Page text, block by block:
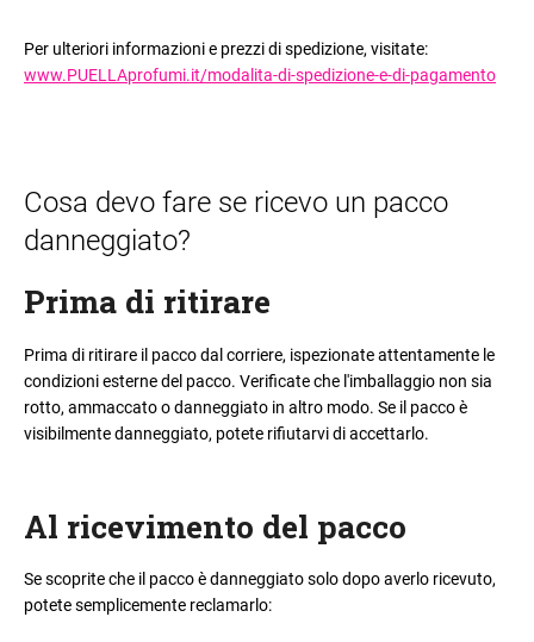
Per ulteriori informazioni e prezzi di spedizione, visitate:
www.PUELLAprofumi.it/modalita-di-spedizione-e-di-pagamento
Cosa devo fare se ricevo un pacco
danneggiato?
Prima di ritirare
Prima di ritirare il pacco dal corriere, ispezionate attentamente le
condizioni esterne del pacco. Verificate che l'imballaggio non sia
rotto, ammaccato o danneggiato in altro modo. Se il pacco è
visibilmente danneggiato, potete rifiutarvi di accettarlo.
Al ricevimento del pacco
Se scoprite che il pacco è danneggiato solo dopo averlo ricevuto,
potete semplicemente reclamarlo: